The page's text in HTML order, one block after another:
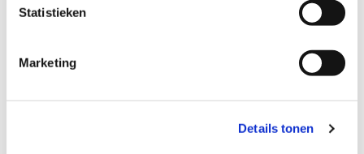
Statistieken
Marketing
Details tonen